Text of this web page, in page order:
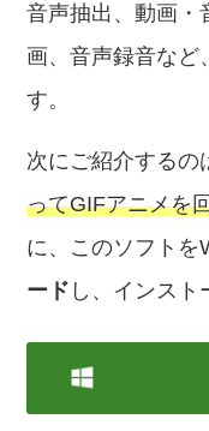
音声抽出、動画・
画、音声録音など
す。
次にご紹介するの
ってGIFアニメを
に、このソフトを
ード し、インスト